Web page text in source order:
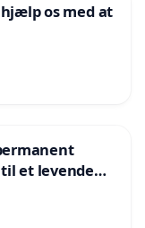
hjælp os med at
et levende